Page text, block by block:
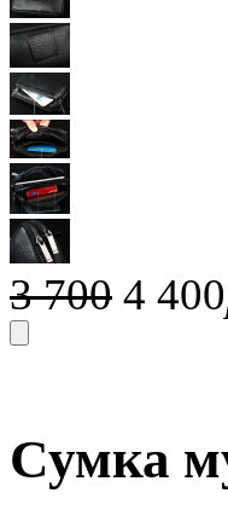
3 700 4 400
Сумка